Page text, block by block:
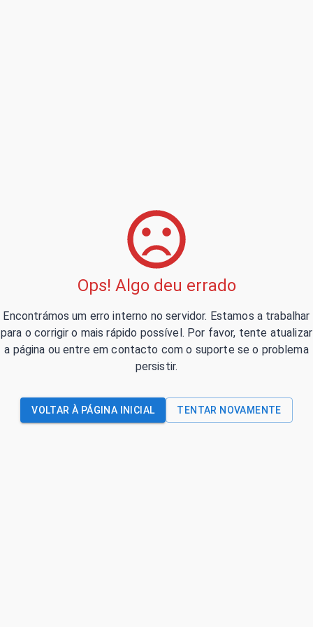
Ops! Algo deu errado
Encontrámos um erro interno no servidor. Estamos a trabalhar
para o corrigir o mais rápido possível. Por favor, tente atualizar
a página ou entre em contacto com o suporte se o problema
persistir.
VOLTAR À PÁGINA INICIAL TENTAR NOVAMENTE